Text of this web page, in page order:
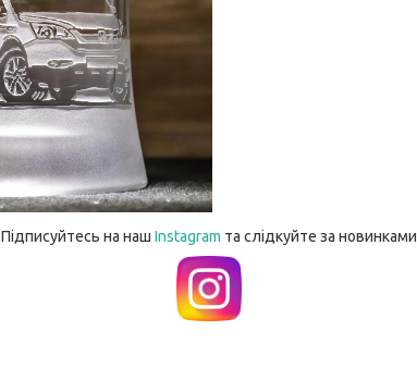
Підписуйтесь на наш Instagram та слідкуйте за новинками